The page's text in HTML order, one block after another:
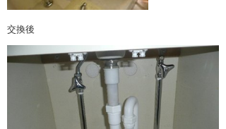
交換後